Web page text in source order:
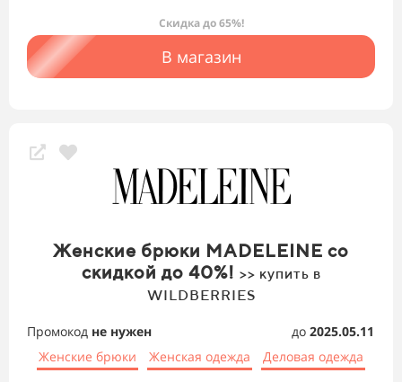
Скидка до 65%!
В магазин
Женские брюки MADELEINE со
скидкой до 40%! >> купить в
WILDBERRIES
Промокод не нужен до 2025.05.11
Женские брюки
Женская одежда Деловая одежда